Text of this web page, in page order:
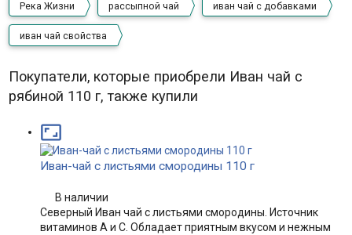
Река Жизни рассыпной чай иван чай с добавками
иван чай свойства
Покупатели, которые приобрели Иван чай с
рябиной 110 г, также купили

Иван-чай с листьями смородины 110 г
В наличии
Северный Иван чай с листьями смородины. Источник
витаминов А и С. Обладает приятным вкусом и нежным